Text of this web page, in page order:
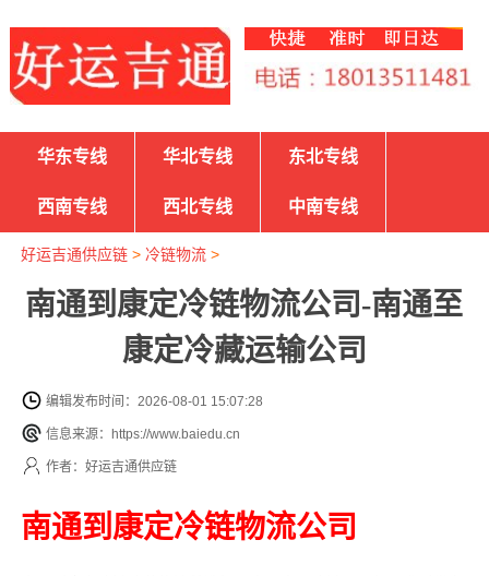
华东专线 华北专线 东北专线
西南专线 西北专线 中南专线
好运吉通供应链> 冷链物流>
南通到康定冷链物流公司-南通至
康定冷藏运输公司
编辑发布时间：2026-08-01 15:07:28
信息来源：https://www.baiedu.cn
作者：好运吉通供应链
南通到康定冷链物流公司